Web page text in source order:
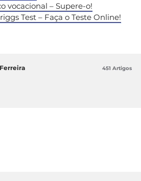
vocacional – Supere-o!
Test – Faça o Teste Online!
451 Artigos